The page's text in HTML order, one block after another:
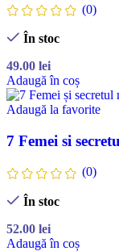
(0)
În stoc
49.00 lei
Adaugă în coș
Adaugă la favorite
7 Femei si
(0)
În stoc
52.00 lei
Adaugă în coș